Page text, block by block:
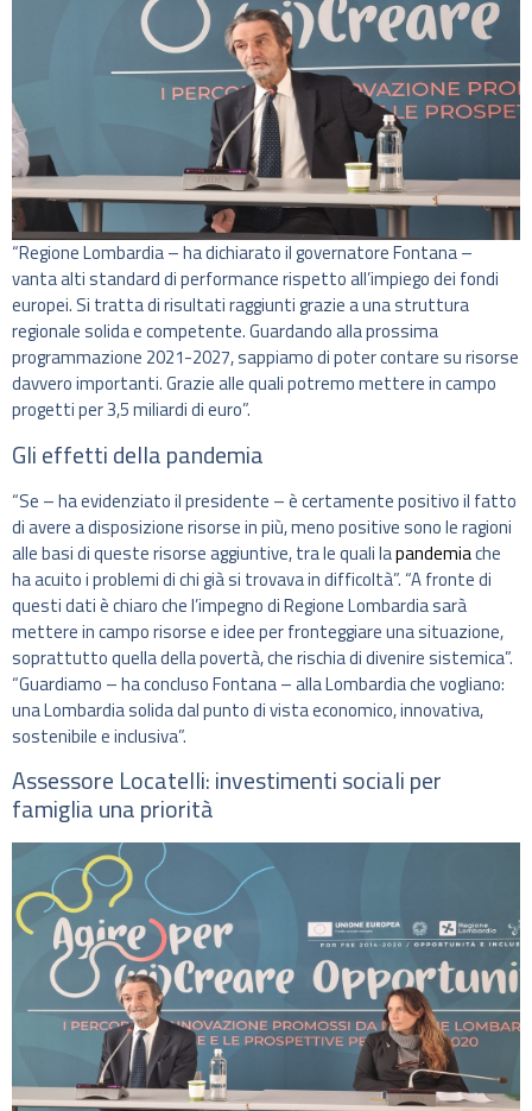
“Regione Lombardia – ha dichiarato il governatore Fontana –
vanta alti standard di performance rispetto all’impiego dei fondi
europei. Si tratta di risultati raggiunti grazie a una struttura
regionale solida e competente. Guardando alla prossima
programmazione 2021-2027, sappiamo di poter contare su risorse
davvero importanti. Grazie alle quali potremo mettere in campo
progetti per 3,5 miliardi di euro”.
Gli effetti della pandemia
“Se – ha evidenziato il presidente – è certamente positivo il fatto
di avere a disposizione risorse in più, meno positive sono le ragioni
alle basi di queste risorse aggiuntive, tra le quali lapandemiache
ha acuito i problemi di chi già si trovava in difficoltà”. “A fronte di
questi dati è chiaro che l’impegno di Regione Lombardia sarà
mettere in campo risorse e idee per fronteggiare una situazione,
soprattutto quella della povertà, che rischia di divenire sistemica”.
“Guardiamo – ha concluso Fontana – alla Lombardia che vogliano:
una Lombardia solida dal punto di vista economico, innovativa,
sostenibile e inclusiva”.
Assessore Locatelli: investimenti sociali per
famiglia una priorità